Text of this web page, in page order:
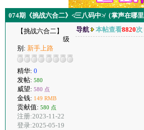
074期《挑战六合二》≮三八码中≯（掌声在哪
【挑战六合二】
级
别: 新手上路
精华: 0
发帖: 580
威望: 580 点
金钱: 149 RMB
贡献值: 580 点
注册:2023-11-22
登录:2025-05-19
导航 本帖查看8820次